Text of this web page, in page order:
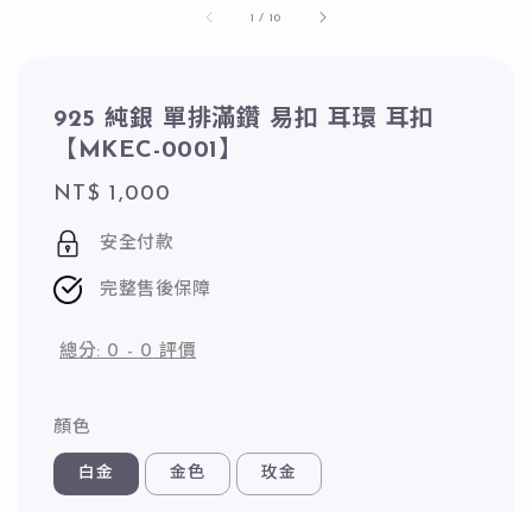
1 / 10
925 純銀 單排滿鑽 易扣 耳環 耳扣
【MKEC-0001】
Regular
price
NT$ 1,000
安全付款
完整售後保障
總分: 0 - 0 評價
顏色
白金 金色 玫金